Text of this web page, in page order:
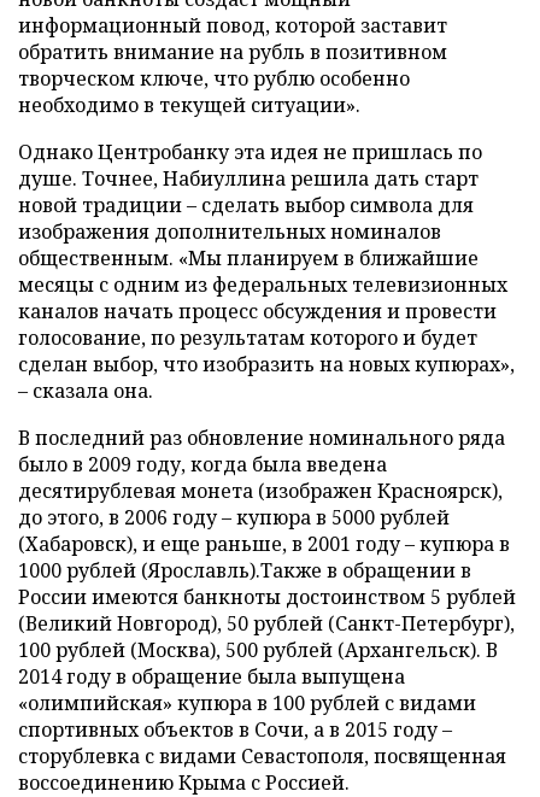
информационный повод, которой заставит
обратить внимание на рубль в позитивном
творческом ключе, что рублю особенно
необходимо в текущей ситуации».
Однако Центробанку эта идея не пришлась по
душе. Точнее, Набиуллина решила дать старт
новой традиции – сделать выбор символа для
изображения дополнительных номиналов
общественным. «Мы планируем в ближайшие
месяцы с одним из федеральных телевизионных
каналов начать процесс обсуждения и провести
голосование, по результатам которого и будет
сделан выбор, что изобразить на новых купюрах»,
– сказала она.
В последний раз обновление номинального ряда
было в 2009 году, когда была введена
десятирублевая монета (изображен Красноярск),
до этого, в 2006 году – купюра в 5000 рублей
(Хабаровск), и еще раньше, в 2001 году – купюра в
1000 рублей (Ярославль).Также в обращении в
России имеются банкноты достоинством 5 рублей
(Великий Новгород), 50 рублей (Санкт-Петербург),
100 рублей (Москва), 500 рублей (Архангельск). В
2014 году в обращение была выпущена
«олимпийская» купюра в 100 рублей с видами
спортивных объектов в Сочи, а в 2015 году –
сторублевка с видами Севастополя, посвященная
воссоединению Крыма с Россией.